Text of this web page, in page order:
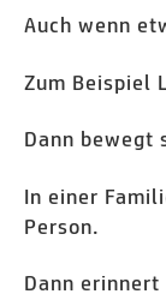
Auch wenn
Zum Beispiel
Dann bewegt
In einer
Person.
Dann